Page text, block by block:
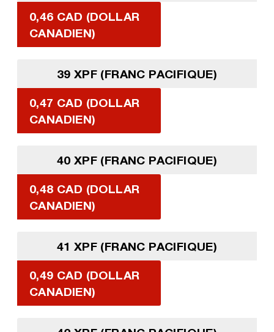
0,46 CAD (DOLLAR
CANADIEN)
39 XPF (FRANC PACIFIQUE)
0,47 CAD (DOLLAR
CANADIEN)
40 XPF (FRANC PACIFIQUE)
0,48 CAD (DOLLAR
CANADIEN)
41 XPF (FRANC PACIFIQUE)
0,49 CAD (DOLLAR
CANADIEN)